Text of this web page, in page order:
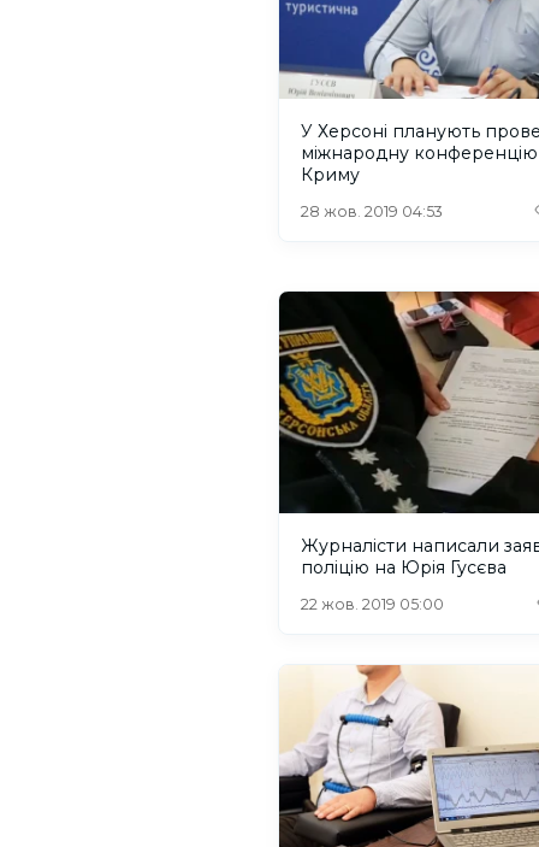
У Херсоні планують
міжнародну
Криму
28 жов. 2019 04:53
Журналісти написали
поліцію на Юрія Гусєва
22 жов. 2019 05:00